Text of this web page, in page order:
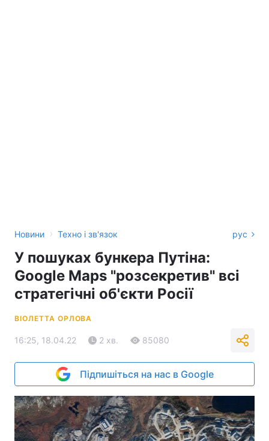
Новини › Техно і зв'язок рус
У пошуках бункера Путіна:
Google Maps "розсекретив" всі
стратегічні об'єкти Росії
ВІОЛЕТТА ОРЛОВА
16:25, 18.04.22 2 хв. 85080
Підпишіться на нас в Google